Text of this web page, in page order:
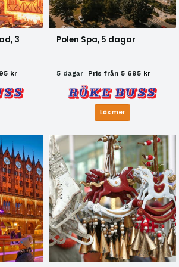
3
kr
Polen Spa, 5 dagar
5 dagar Pris från 5 695 kr
Läs mer